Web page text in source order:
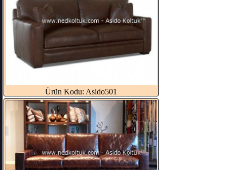
Ürün Kodu: Asido501
Ofis Deri Kanepe Modeli...